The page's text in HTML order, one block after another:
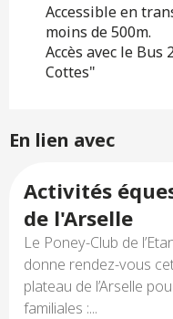
Accessible en
moins de 500m.
Accès avec le Bus
Cottes"
En lien avec
Activités
de l'Arselle
Le Poney-Club de
donne rendez-vous
plateau de l’Arselle
familiales :...